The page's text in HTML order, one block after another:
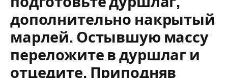
дополнительно накрытый
марлей. Остывшую массу
переложите в дуршлаг и
отцедите. Приподняв